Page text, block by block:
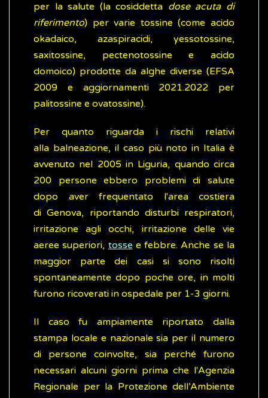
per la salute (la cosiddetta dose acuta di
riferimento) per varie tossine (come acido
okadaico, azaspiracidi, yessotossine,
saxitossine, pectenotossine e acido
domoico) prodotte da alghe diverse (EFSA
2009 e aggiornamenti 2021.2022 per
palitossine e ovatossine).
Per quanto riguarda i rischi relativi
alla balneazione, il caso più noto in Italia è
avvenuto nel 2005 in Liguria, quando circa
200 persone ebbero problemi di salute
dopo aver frequentato l'area costiera
di Genova, riportando disturbi respiratori,
irritazione agli occhi, irritazione delle vie
aeree superiori, tosse e febbre. Anche se la
maggior parte dei casi si sono risolti
spontaneamente dopo poche ore, in molti
furono ricoverati in ospedale per 1-3 giorni.
Il caso fu ampiamente riportato dalla
stampa locale e nazionale sia per il numero
di persone coinvolte, sia perché furono
necessari alcuni giorni prima che l'Agenzia
Regionale per la Protezione dell’Ambiente